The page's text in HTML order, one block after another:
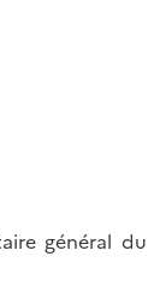
général du